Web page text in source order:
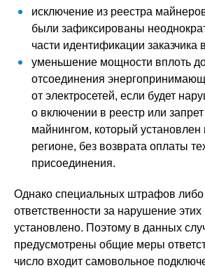
исключение из реестра
были зафиксированы
части идентификации заказчика
уменьшение мощности вплоть
отсоединения
от электросетей, если будет
о включении в реестр или
майнингом, который установлен
регионе, без возврата оплаты
присоединения.
Однако специальных штрафов либо
ответственности за нарушение
установлено. Поэтому в данных
предусмотрены общие меры
число входит самовольное